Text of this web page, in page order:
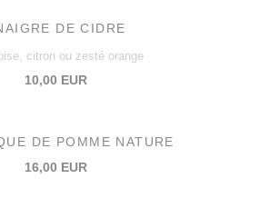
DE CIDRE
citron ou zesté orange
10,00 EUR
DE POMME NATURE
16,00 EUR